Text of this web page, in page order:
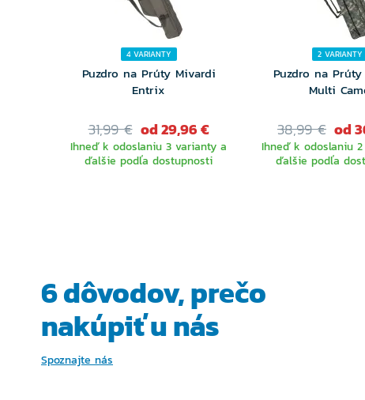
4 VARIANTY
Puzdro na Prúty Mivardi
Entrix
31,99 € od 29,96 €
Ihneď k odoslaniu 3 varianty a
ďalšie podľa dostupnosti
2 VARIANTY
Puzdro na
Multi
38,99 € od
Ihneď k odoslaniu
ďalšie podľa
6 dôvodov, prečo
nakúpiť u nás
Spoznajte nás